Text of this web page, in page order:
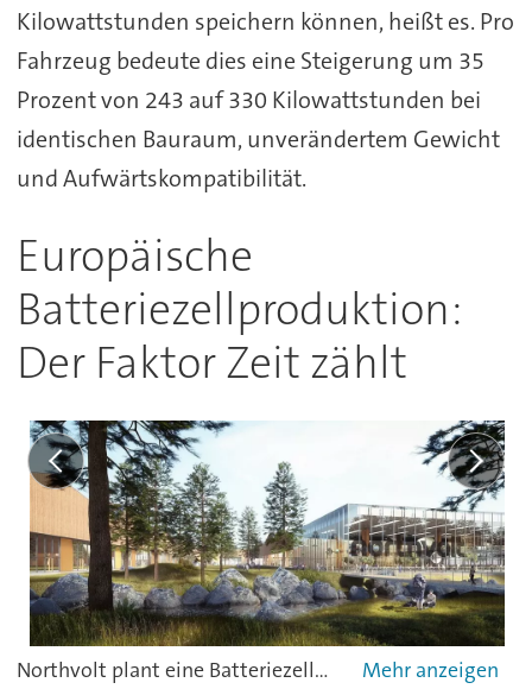
Kilowattstunden speichern können, heißt es. Pro
Fahrzeug bedeute dies eine Steigerung um 35
Prozent von 243 auf 330 Kilowattstunden bei
identischen Bauraum, unverändertem Gewicht
und Aufwärtskompatibilität.
Europäische
Batteriezellproduktion:
Der Faktor Zeit zählt
Northvolt plant eine Batteriezellenfabrik in Schweden.